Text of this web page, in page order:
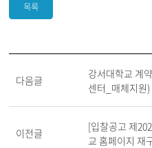
목록
다음글
강서대학교 계
센터_매체지원
이전글
[입찰공고 제
교 홈페이지 재